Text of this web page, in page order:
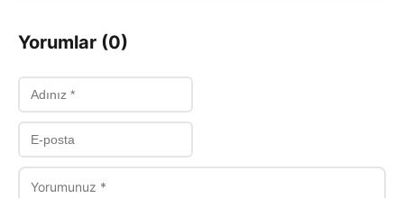
Yorumlar (0)